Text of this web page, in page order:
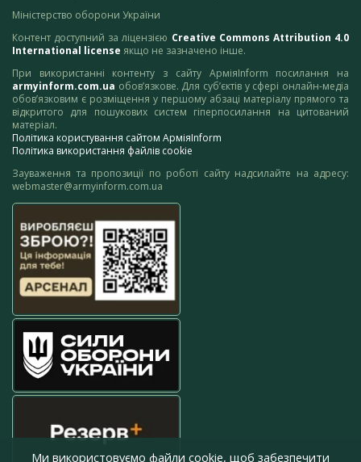
Міністерство оборони України
Контент доступний за ліцензією Creative Commons Attribution 4.0
International license якщо не зазначено інше.
При використанні контенту з сайту АрміяInform посилання на
armyinform.com.ua обов’язкове. Для суб’єктів у сфері онлайн-медіа
обов’язковим є розміщення у першому абзаці матеріалу прямого та
відкритого для пошукових систем гіперпосилання на цитований
матеріал.
Політика користування сайтом АрміяInform
Політика використання файлів cookie
Зауваження та пропозиції по роботі сайту надсилайте на адресу:
webmaster@armyinform.com.ua
Ми використовуємо файли cookie, щоб забезпечити